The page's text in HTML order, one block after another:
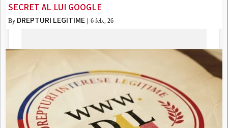
SECRET AL LUI GOOGLE
By DREPTURI LEGITIME 6 feb., 26